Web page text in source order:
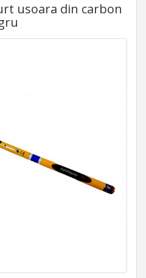
usoara din carbon